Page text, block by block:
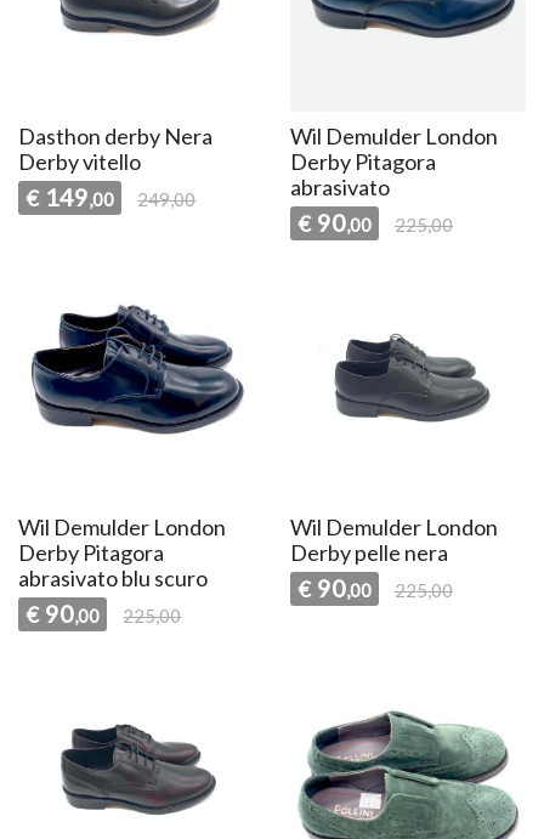
Dasthon derby Nera
Derby vitello
€ 149,00 249,00
Wil Demulder London
Derby Pitagora
abrasivato
€ 90,00 225,00
Wil Demulder London
Derby Pitagora
abrasivato blu scuro
€ 90,00 225,00
Wil Demulder London
Derby pelle nera
€ 90,00 225,00